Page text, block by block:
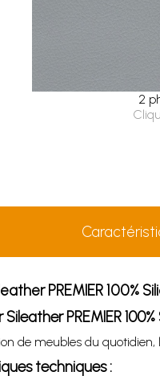
2
PREMIER 100%
Sileather PREMIER
de meubles du quotidien,
techniques :